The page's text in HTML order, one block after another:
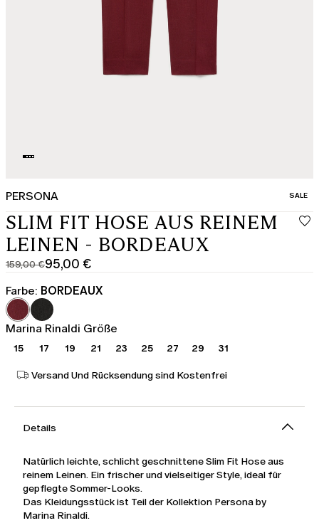
PERSONA SALE
SLIM FIT HOSE AUS REINEM
LEINEN - BORDEAUX
159,00 €
Ursprünglicher
Preis
159,00
€
95,00 €
Aktueller
Preis
95,00
€
Farbe: BORDEAUX
Marina Rinaldi Größe
15 17 19 21 23 25 27 29 31
Versand Und Rücksendung sind Kostenfrei
Details
Natürlich leichte, schlicht geschnittene Slim Fit Hose aus
reinem Leinen. Ein frischer und vielseitiger Style, ideal für
gepflegte Sommer-Looks.
Das Kleidungsstück ist Teil der Kollektion Persona by
Marina Rinaldi.